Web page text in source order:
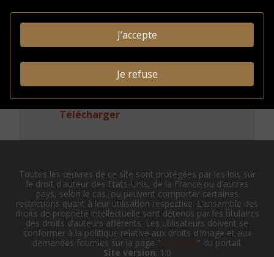
INFORMATIONS
ADMINISTRATIVES
Identifiant système:
0031143047
Afficher en JSON-LD|
Télécharger
Toutes les œuvres de ce site sont protégées par les lois sur
le droit d'auteur des États-Unis, de la France ou d'autres
pays, selon le cas, ou peuvent comporter certaines
restrictions quant à leur utilisation respective. L’ensemble des
droits de propriété intellectuelle sont détenus par les titulaires
des droits d’auteurs afférents. Les utilisateurs doivent se
conformer à la politique relative aux droits d'image et aux
demandes fournies sur la page "À propos" du portail.
Site version: 1.0
J’accepte
Je refuse